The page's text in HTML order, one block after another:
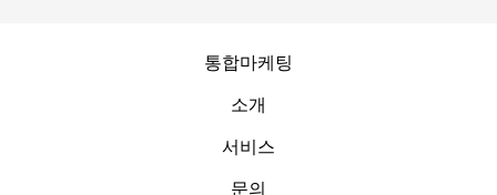
통합마케팅
소개
서비스
문의